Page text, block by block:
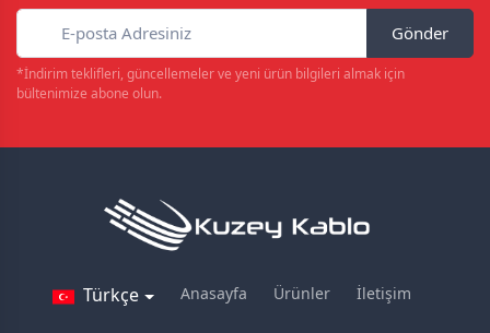
Gönder
*İndirim teklifleri, güncellemeler ve yeni ürün bilgileri almak için
bültenimize abone olun.
Türkçe Anasayfa Ürünler İletişim